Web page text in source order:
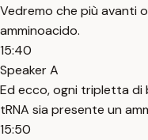
Vedremo che più avanti
amminoacido.
15:40
Speaker A
Ed ecco, ogni tripletta di
tRNA sia presente un
15:50